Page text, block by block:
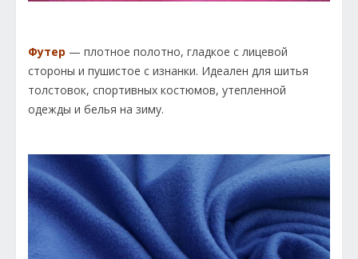
Футер — плотное полотно, гладкое с лицевой
стороны и пушистое с изнанки. Идеален для шитья
толстовок, спортивных костюмов, утепленной
одежды и белья на зиму.